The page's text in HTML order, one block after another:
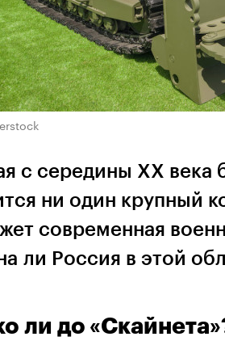
с середины XX века
ни один крупный
современная
ли Россия в этой
ли до